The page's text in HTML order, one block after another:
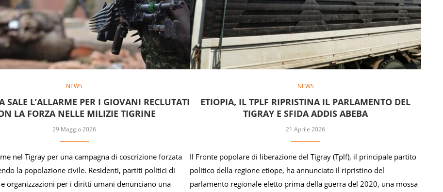
NEWS
SALE L’ALLARME PER I GIOVANI RECLUTATI
LA FORZA NELLE MILIZIE TIGRINE
29 Maggio 2026
nel Tigray per una campagna di coscrizione forzata
la popolazione civile. Residenti, partiti politici di
organizzazioni per i diritti umani denunciano una
NEWS
ETIOPIA, IL TPLF RIPRISTINA IL PARLAMENTO DEL
TIGRAY E SFIDA ADDIS ABEBA
21 Aprile 2026
Il Fronte popolare di liberazione del Tigray (Tplf), il principale partito
politico della regione etiope, ha annunciato il ripristino del
parlamento regionale eletto prima della guerra del 2020, una mossa